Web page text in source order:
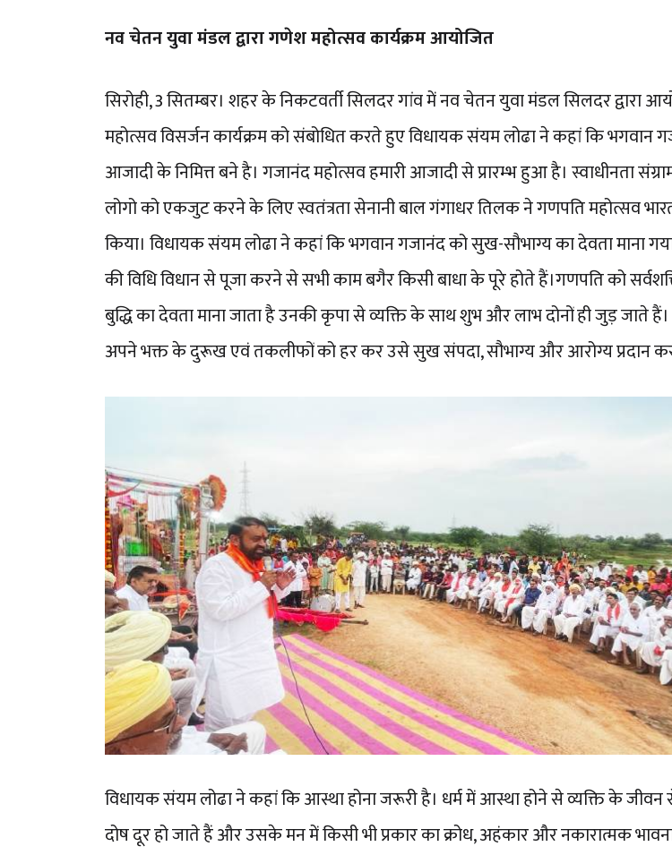
नव चेतन युवा मंडल द्वारा गणेश महोत्सव कार्यक्रम आयोजित
सिरोही, 3 सितम्बर। शहर के निकटवर्ती सिलदर गांव में नव चेतन युवा मंडल सिलदर द्वारा
महोत्सव विसर्जन कार्यक्रम को संबोधित करते हुए विधायक संयम लोढा ने कहां कि भगवान
आजादी के निमित्त बने है। गजानंद महोत्सव हमारी आजादी से प्रारम्भ हुआ है। स्वाधीनता
लोगो को एकजुट करने के लिए स्वतंत्रता सेनानी बाल गंगाधर तिलक ने गणपति महोत्सव
किया। विधायक संयम लोढा ने कहां कि भगवान गजानंद को सुख-सौभाग्य का देवता माना
की विधि विधान से पूजा करने से सभी काम बगैर किसी बाधा के पूरे होते हैं।गणपति को
बुद्धि का देवता माना जाता है उनकी कृपा से व्यक्ति के साथ शुभ और लाभ दोनों ही जुड़ जाते
अपने भक्त के दुरूख एवं तकलीफों को हर कर उसे सुख संपदा, सौभाग्य और आरोग्य प्रदान
विधायक संयम लोढा ने कहां कि आस्था होना जरूरी है। धर्म में आस्था होने से व्यक्ति के
दोष दूर हो जाते हैं और उसके मन में किसी भी प्रकार का क्रोध, अहंकार और नकारात्मक